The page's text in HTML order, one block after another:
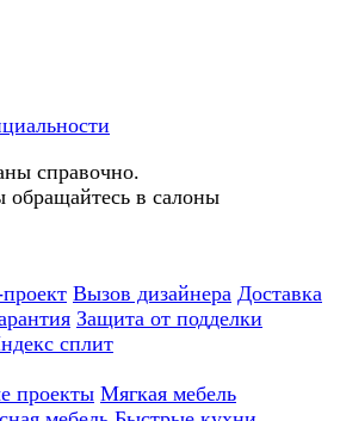
справочно.
обращайтесь в салоны
Вызов дизайнера Доставка
Защита от подделки
сплит
проекты Мягкая мебель